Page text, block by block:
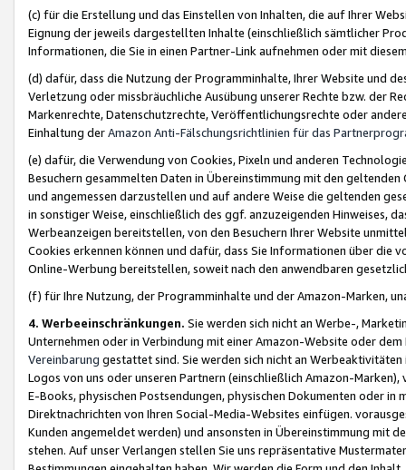
(c) für die Erstellung und das Einstellen von Inhalten, die auf Ihrer
Eignung der jeweils dargestellten Inhalte (einschließlich sämtlicher
Informationen, die Sie in einen Partner-Link aufnehmen oder mit
(d) dafür, dass die Nutzung der Programminhalte, Ihrer Website und
Verletzung oder missbräuchliche Ausübung unserer Rechte bzw. der
Markenrechte, Datenschutzrechte, Veröffentlichungsrechte oder
Einhaltung derAmazon Anti-Fälschungsrichtlinien für das
(e) dafür, die Verwendung von Cookies, Pixeln und anderen
Besuchern gesammelten Daten in Übereinstimmung mit den
und angemessen darzustellen und auf andere Weise die geltenden
in sonstiger Weise, einschließlich des ggf. anzuzeigenden Hinweises,
Werbeanzeigen bereitstellen, von den Besuchern Ihrer Website
Cookies erkennen können und dafür, dass Sie Informationen über die
Online-Werbung bereitstellen, soweit nach den anwendbaren
(f) für Ihre Nutzung, der Programminhalte und der Amazon-Marken,
4. Werbeeinschränkungen. Sie werden sich nicht an Werbe-,
Unternehmen oder in Verbindung mit einer Amazon-Website oder
Vereinbarung gestattet sind. Sie werden sich nicht an
Logos von uns oder unseren Partnern (einschließlich Amazon-
E-Books, physischen Postsendungen, physischen Dokumenten oder in
Direktnachrichten von Ihren Social-Media-Websites einfügen.
Kunden angemeldet werden) und ansonsten in Übereinstimmung mit
stehen. Auf unser Verlangen stellen Sie uns repräsentative